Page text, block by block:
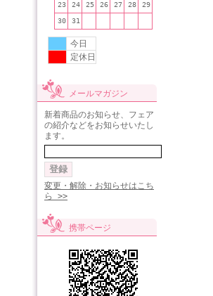
23 24 25 26 27 28 29
30 31
今日
定休日
メールマガジン
新着商品のお知らせ、フェア
の紹介などをお知らせいたし
ます。
変更・解除・お知らせはこち
ら >>
携帯ページ